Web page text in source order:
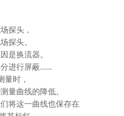
探头，
探头。
是换流器。
进行屏蔽......
量时，
量曲线的降低。
将这一曲线也保存在